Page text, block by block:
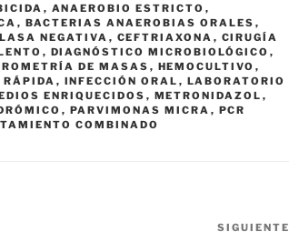
, ANAEROBIO ESTRICTO ,
, BACTERIAS ANAEROBIAS ORALES ,
NEGATIVA , CEFTRIAXONA , CIRUGÍA
, DIAGNÓSTICO MICROBIOLÓGICO ,
DE MASAS , HEMOCULTIVO ,
, INFECCIÓN ORAL , LABORATORIO
ENRIQUECIDOS , METRONIDAZOL ,
, PARVIMONAS MICRA , PCR
COMBINADO
SIGUIENTE